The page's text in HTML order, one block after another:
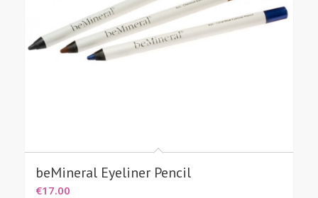
beMineral Eyeliner Pencil
€17.00